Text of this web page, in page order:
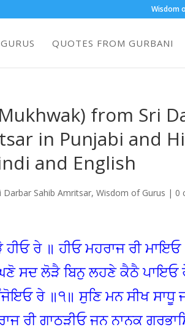
Wisdom
QUOTES FROM GURBANI
from Sri
in Punjabi and
and English
Darbar Sahib Amritsar, Wisdom of Gurus | 0
ਰੇ ॥ ਹੀਓ ਮਹਰਾਜ ਰੀ
ਸਦ ਲੋੜੈ ਬਿਨੁ ਲਹਣੇ ਕੈਠੈ ਪਾਇਓ
ਰੇ ॥੧॥ ਸੁਣਿ ਮਨ ਸੀਖ
ਰੀ ਗਾਠੜੀਓ ਜਨ ਨਾਨਕ